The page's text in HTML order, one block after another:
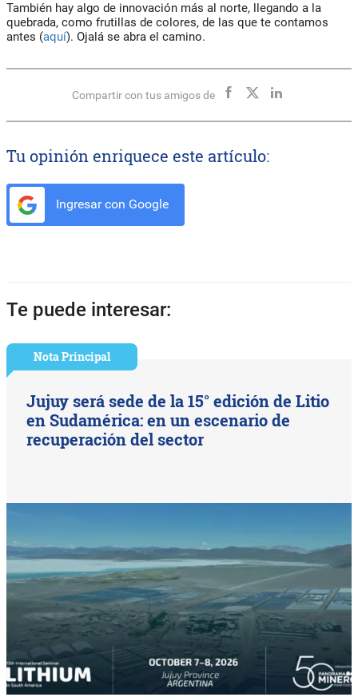
También hay algo de innovación más al norte, llegando a la
quebrada, como frutillas de colores, de las que te contamos
antes (aquí). Ojalá se abra el camino.
Compartir con tus amigos de
Tu opinión enriquece este artículo:
Ingresar con Google
Te puede interesar:
Nota Principal
Jujuy será sede de la 15° edición de Litio
en Sudamérica: en un escenario de
recuperación del sector